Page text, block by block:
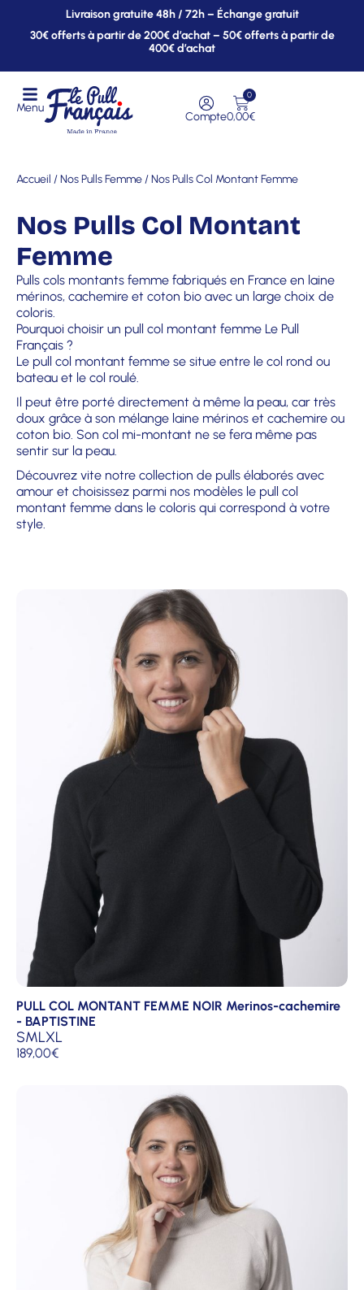
Livraison gratuite 48h / 72h – Échange gratuit
30€ offerts à partir de 200€ d’achat – 50€ offerts à partir de
400€ d’achat
Menu
Compte0,00€
0
Accueil /Nos Pulls Femme / Nos Pulls Col Montant Femme
Nos Pulls Col Montant
Femme
Pulls cols montants femme fabriqués en France en laine
mérinos, cachemire et coton bio avec un large choix de
coloris.
Pourquoi choisir un pull col montant femme Le Pull
Français ?
Le pull col montant femme se situe entre le col rond ou
bateau et le col roulé.
Il peut être porté directement à même la peau, car très
doux grâce à son mélange laine mérinos et cachemire ou
coton bio. Son col mi-montant ne se fera même pas
sentir sur la peau.
Découvrez vite notre collection de pulls élaborés avec
amour et choisissez parmi nos modèles le pull col
montant femme dans le coloris qui correspond à votre
style.
PULL COL MONTANT FEMME NOIR Merinos-cachemire
- BAPTISTINE
SMLXL
189,00€